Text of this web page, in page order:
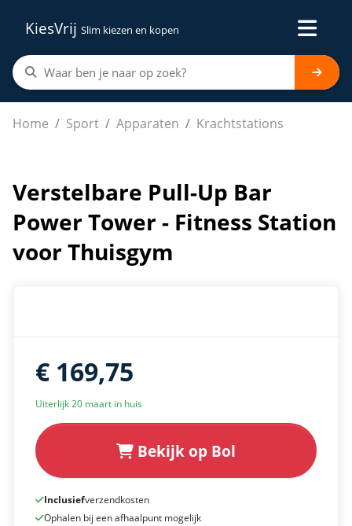
KiesVrij Slim kiezen en kopen
Home Sport Apparaten Krachtstations
Verstelbare Pull-Up Bar Power Tower - Fitness Station
Verstelbare Pull-Up Bar
Power Tower - Fitness Station
voor Thuisgym
€ 169,75
Uiterlijk 20 maart in huis
Bekijk op Bol
Inclusiefverzendkosten
Ophalen bij een afhaalpunt mogelijk